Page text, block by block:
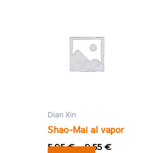
Dian Xin
Shao-Mai al vapor
5,95€–9,55 €